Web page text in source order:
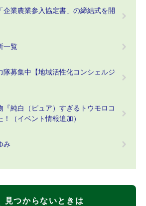
企業農業参入協定書」の締結式を開
一覧
隊募集中【地域活性化コンシェルジ
『純白（ピュア）すぎるトウモロコ
（イベント情報追加）
み
見つからないときは